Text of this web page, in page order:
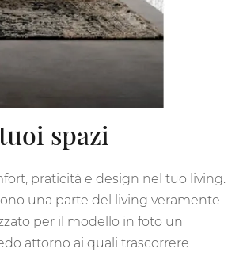
spazi
praticità e design nel tuo living.
una parte del living veramente
per il modello in foto un
attorno ai quali trascorrere